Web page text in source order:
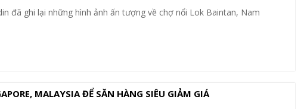
đã ghi lại những hình ảnh ấn tượng về chợ nổi Lok Baintan, Nam
MALAYSIA ĐỂ SĂN HÀNG SIÊU GIẢM GIÁ